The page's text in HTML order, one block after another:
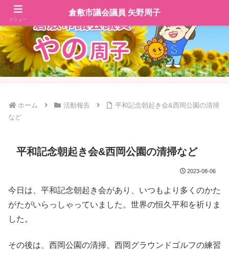
ホーム 活動報告
平和記念朝起き会&西岡公園の清掃
など
平和記念朝起き会&西岡公園の清掃など
2023-08-06
今日は、平和記念朝起き会があり、いつもより多くのかた
がたがいらっしゃっていました。世界の恒久平和を祈りま
した。
その後は、西岡公園の清掃、西岡グラウンドゴルフの練習
メニュー
倉敷市議会議員 矢野周子